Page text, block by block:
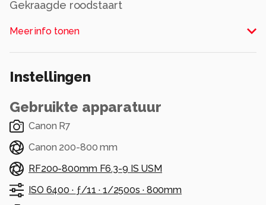
Gekraagde roodstaart
Alle rechten voorbehouden
Meer info tonen
Instellingen
Gebruikte apparatuur
Canon R7
Canon 200-800 mm
RF200-800mm F6.3-9 IS USM
ISO 6400 · ƒ/11 · 1/2500s · 800mm